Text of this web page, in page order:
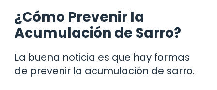
¿Cómo Prevenir la
Acumulación de Sarro?
La buena noticia es que hay formas
de prevenir la acumulación de sarro.